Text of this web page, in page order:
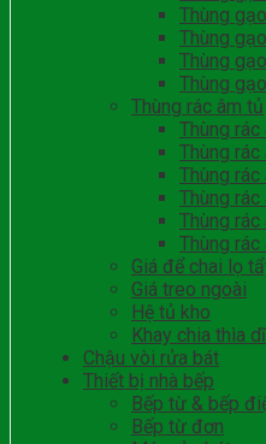
Thùng
Thùng
Thùng
Thùng
Thùng rác âm tủ
Thùng
Thùng
Thùng
Thùng rác
Thùng rác
Thùng
Giá để chai lọ
Giá treo ngoài
Hệ tủ kho
Khay chia thìa
Chậu vòi rửa bát
Thiết bị nhà bếp
Bếp từ & bếp
Bếp từ đơn